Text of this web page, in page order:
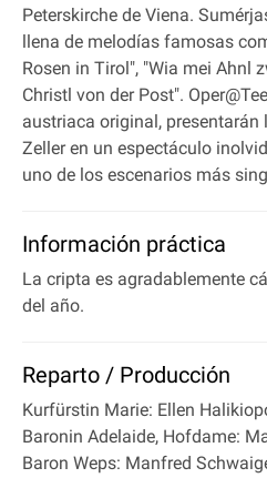
Peterskirche de Viena.
llena de melodías famosas
Rosen in Tirol", "Wia mei Ahnl
Christl von der Post".
austriaca original, presentarán
Zeller en un espectáculo
uno de los escenarios más
Información práctica
La cripta es agradablemente
del año.
Reparto / Producción
Kurfürstin Marie: Ellen
Baronin Adelaide, Hofdame:
Baron Weps: Manfred